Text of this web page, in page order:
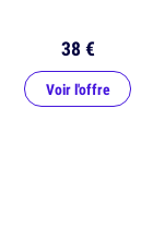
38 €
Voir l'offre